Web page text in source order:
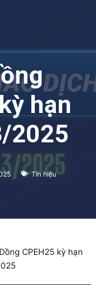
hạn
2025
Tín hiệu
CPEH25 kỳ hạn